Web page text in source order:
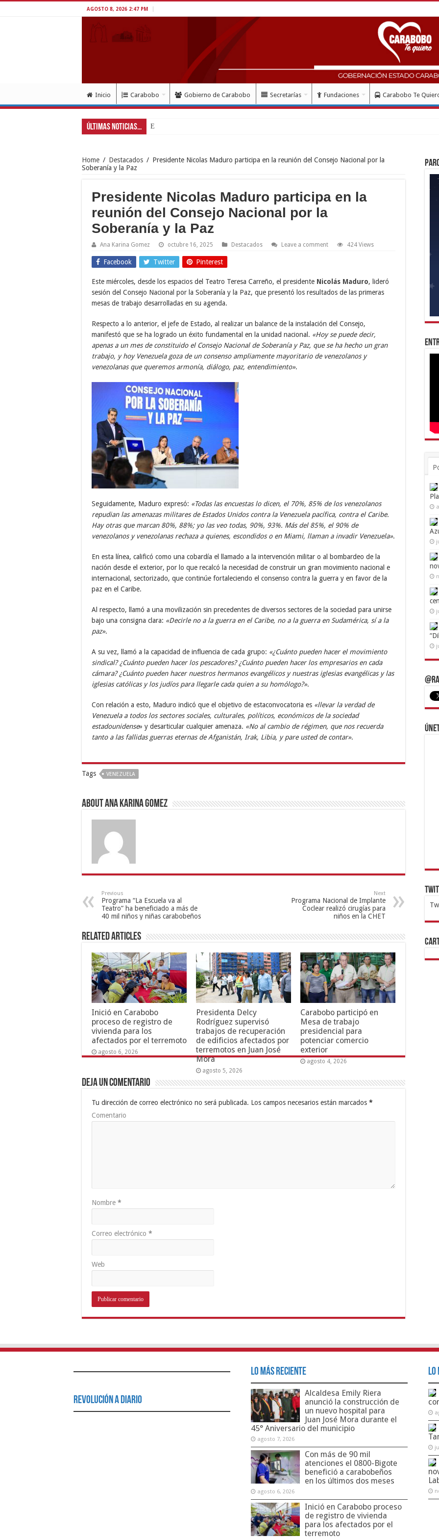
AGOSTO 8, 2026 2:47 PM
Inicio Carabobo Gobierno de Carabobo Secretarías Fundaciones Carabobo Te
Últimas Noticias... Exitoso despliegue de salud con instalaci
Home / Destacados / Presidente Nicolas Maduro participa en la reunión del Consejo Nacional por la
Soberanía y la Paz
Presidente Nicolas Maduro participa en la
reunión del Consejo Nacional por la
Soberanía y la Paz
Ana Karina Gomez octubre 16, 2025 Destacados Leave a comment 424 Views
Facebook Twitter Pinterest
Este miércoles, desde los espacios del Teatro Teresa Carreño, el presidente Nicolás Maduro, lideró
sesión del Consejo Nacional por la Soberanía y la Paz, que presentó los resultados de las primeras
mesas de trabajo desarrolladas en su agenda.
Respecto a lo anterior, el jefe de Estado, al realizar un balance de la instalación del Consejo,
manifestó que se ha logrado un éxito fundamental en la unidad nacional. «Hoy se puede decir,
apenas a un mes de constituido el Consejo Nacional de Soberanía y Paz, que se ha hecho un gran
trabajo, y hoy Venezuela goza de un consenso ampliamente mayoritario de venezolanos y
venezolanas que queremos armonía, diálogo, paz, entendimiento».
Seguidamente, Maduro expresó: «Todas las encuestas lo dicen, el 70%, 85% de los venezolanos
repudian las amenazas militares de Estados Unidos contra la Venezuela pacífica, contra el Caribe.
Hay otras que marcan 80%, 88%; yo las veo todas, 90%, 93%. Más del 85%, el 90% de
venezolanos y venezolanas rechaza a quienes, escondidos o en Miami, llaman a invadir Venezuela».
En esta línea, calificó como una cobardía el llamado a la intervención militar o al bombardeo de la
nación desde el exterior, por lo que recalcó la necesidad de construir un gran movimiento nacional e
internacional, sectorizado, que continúe fortaleciendo el consenso contra la guerra y en favor de la
paz en el Caribe.
Al respecto, llamó a una movilización sin precedentes de diversos sectores de la sociedad para unirse
bajo una consigna clara: «Decirle no a la guerra en el Caribe, no a la guerra en Sudamérica, sí a la
paz».
A su vez, llamó a la capacidad de influencia de cada grupo: «¿Cuánto pueden hacer el movimiento
sindical? ¿Cuánto pueden hacer los pescadores? ¿Cuánto pueden hacer los empresarios en cada
cámara? ¿Cuánto pueden hacer nuestros hermanos evangélicos y nuestras iglesias evangélicas y las
iglesias católicas y los judíos para llegarle cada quien a su homólogo?».
Con relación a esto, Maduro indicó que el objetivo de estaconvocatoria es «llevar la verdad de
Venezuela a todos los sectores sociales, culturales, políticos, económicos de la sociedad
estadounidense» y desarticular cualquier amenaza. «No al cambio de régimen, que nos recuerda
tanto a las fallidas guerras eternas de Afganistán, Irak, Libia, y pare usted de contar».
Tags VENEZUELA
About Ana Karina Gomez
Previous
Programa “La Escuela va al
Teatro” ha beneficiado a más de
40 mil niños y niñas carabobeños
Next
Programa Nacional de Implante
Coclear realizó cirugías para
niños en la CHET
Related Articles
Inició en Carabobo
proceso de registro de
vivienda para los
afectados por el terremoto
agosto 6, 2026
Presidenta Delcy
Rodríguez supervisó
trabajos de recuperación
de edificios afectados por
terremotos en Juan José
Mora
agosto 5, 2026
Carabobo participó en
Mesa de trabajo
presidencial para
potenciar comercio
exterior
agosto 4, 2026
Deja un comentario
Tu dirección de correo electrónico no será publicada. Los campos necesarios están marcados *
Comentario
Nombre *
Correo electrónico *
Web
Revolución a Diario
Lo Más Reciente
Alcaldesa Emily Riera
anunció la construcción de
un nuevo hospital para
Juan José Mora durante el
45° Aniversario del municipio
agosto 7, 2026
Con más de 90 mil
atenciones el 0800-Bigote
benefició a carabobeños
en los últimos dos meses
agosto 6, 2026
Inició en Carabobo proceso
de registro de vivienda
para los afectados por el
terremoto